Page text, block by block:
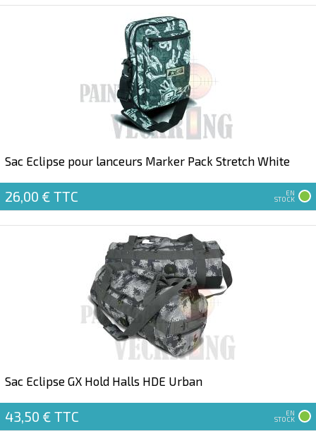
Sac Eclipse pour lanceurs Marker Pack Stretch White
26,00 € TTC EN
STOCK
Sac Eclipse GX Hold Halls HDE Urban
43,50 € TTC EN
STOCK